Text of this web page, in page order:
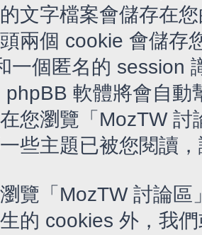
文字檔案會儲存在
兩個 cookie 會儲存
一個匿名的 session
phpBB 軟體將會自動
您瀏覽「MozTW
些主題已被您閱讀
覽「MozTW 討論
的 cookies 外，我